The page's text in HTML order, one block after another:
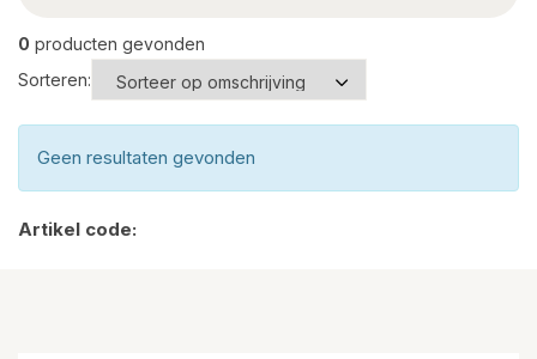
0 producten gevonden
Sorteren:
Geen resultaten gevonden
Artikel code: